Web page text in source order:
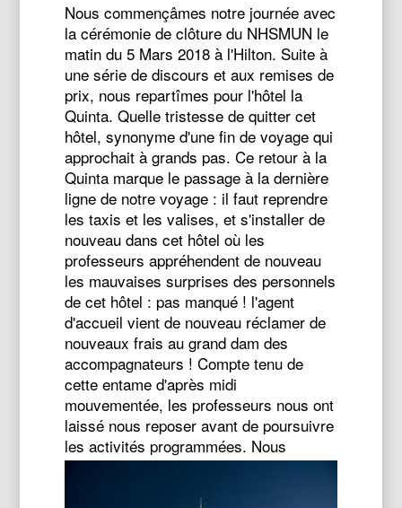
Nous commençâmes notre journée avec
la cérémonie de clôture du NHSMUN le
matin du 5 Mars 2018 à l'Hilton. Suite à
une série de discours et aux remises de
prix, nous repartîmes pour l'hôtel la
Quinta. Quelle tristesse de quitter cet
hôtel, synonyme d'une fin de voyage qui
approchait à grands pas. Ce retour à la
Quinta marque le passage à la dernière
ligne de notre voyage : il faut reprendre
les taxis et les valises, et s'installer de
nouveau dans cet hôtel où les
professeurs appréhendent de nouveau
les mauvaises surprises des personnels
de cet hôtel : pas manqué ! l'agent
d'accueil vient de nouveau réclamer de
nouveaux frais au grand dam des
accompagnateurs ! Compte tenu de
cette entame d'après midi
mouvementée, les professeurs nous ont
laissé nous reposer avant de poursuivre
les activités programmées. Nous